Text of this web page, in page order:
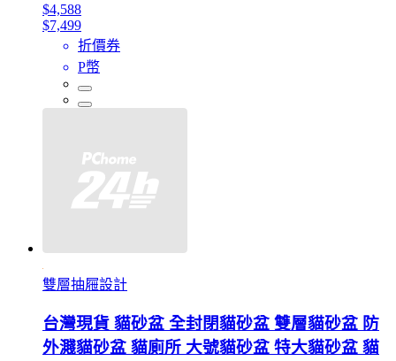
$4,588
$7,499
折價券
P幣
雙層抽屜設計
台灣現貨 貓砂盆 全封閉貓砂盆 雙層貓砂盆 防
外濺貓砂盆 貓廁所 大號貓砂盆 特大貓砂盆 貓